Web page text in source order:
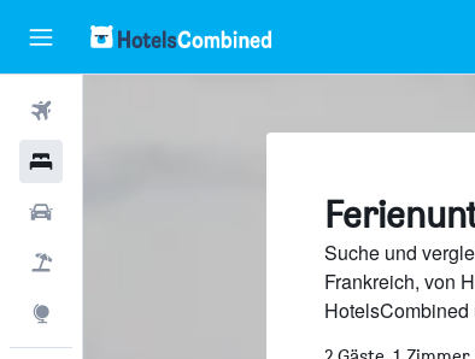
Suche und
Frankreich, von
HotelsCombined